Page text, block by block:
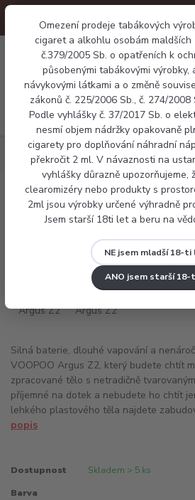
Omezení prodeje tabákových
cigaret a alkohlu osobám
č.379/2005 Sb. o opatřeních k
působenými tabákovými výrobky,
návykovými látkami a o změně
zákonů č. 225/2006 Sb., č. 274/2008
Podle vyhlášky č. 37/2017 Sb. o
nesmí objem nádržky opakovaně
cigarety pro doplňování náhradní
překročit 2 ml. V návaznosti na
vyhlášky důrazně upozorňujeme,
clearomizéry nebo produkty s
2ml jsou výrobky určené výhradně
Jsem starší 18ti let a beru na
NE jsem mladší 18-
ANO jsem starší
Elektronické cigarety Voopoo
Voopoo Argus Z2
Silná baterie, dlouhé vapování a
VOOPOO Argus Z2, který budete chtít
zpracované tělo s netradičně
příjemné na dotek a nebudete ho chtít
lehkého plastového těla najdete
popis
Dostupnost Skladem > 5 ks
Barva